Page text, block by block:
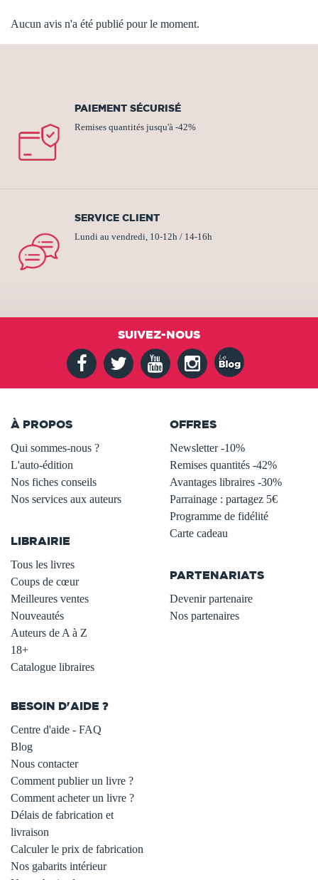
Aucun avis n'a été publié pour le moment.
PAIEMENT SÉCURISÉ
Remises quantités jusqu'à -42%
SERVICE CLIENT
Lundi au vendredi, 10-12h / 14-16h
SUIVEZ-NOUS
À PROPOS
Qui sommes-nous ?
L'auto-édition
Nos fiches conseils
Nos services aux auteurs
LIBRAIRIE
Tous les livres
Coups de cœur
Meilleures ventes
Nouveautés
Auteurs de A à Z
18+
Catalogue libraires
OFFRES
Newsletter -10%
Remises quantités -42%
Avantages libraires -30%
Parrainage : partagez 5€
Programme de fidélité
Carte cadeau
PARTENARIATS
Devenir partenaire
Nos partenaires
BESOIN D'AIDE ?
Centre d'aide - FAQ
Blog
Nous contacter
Comment publier un livre ?
Comment acheter un livre ?
Délais de fabrication et
livraison
Calculer le prix de fabrication
Nos gabarits intérieur